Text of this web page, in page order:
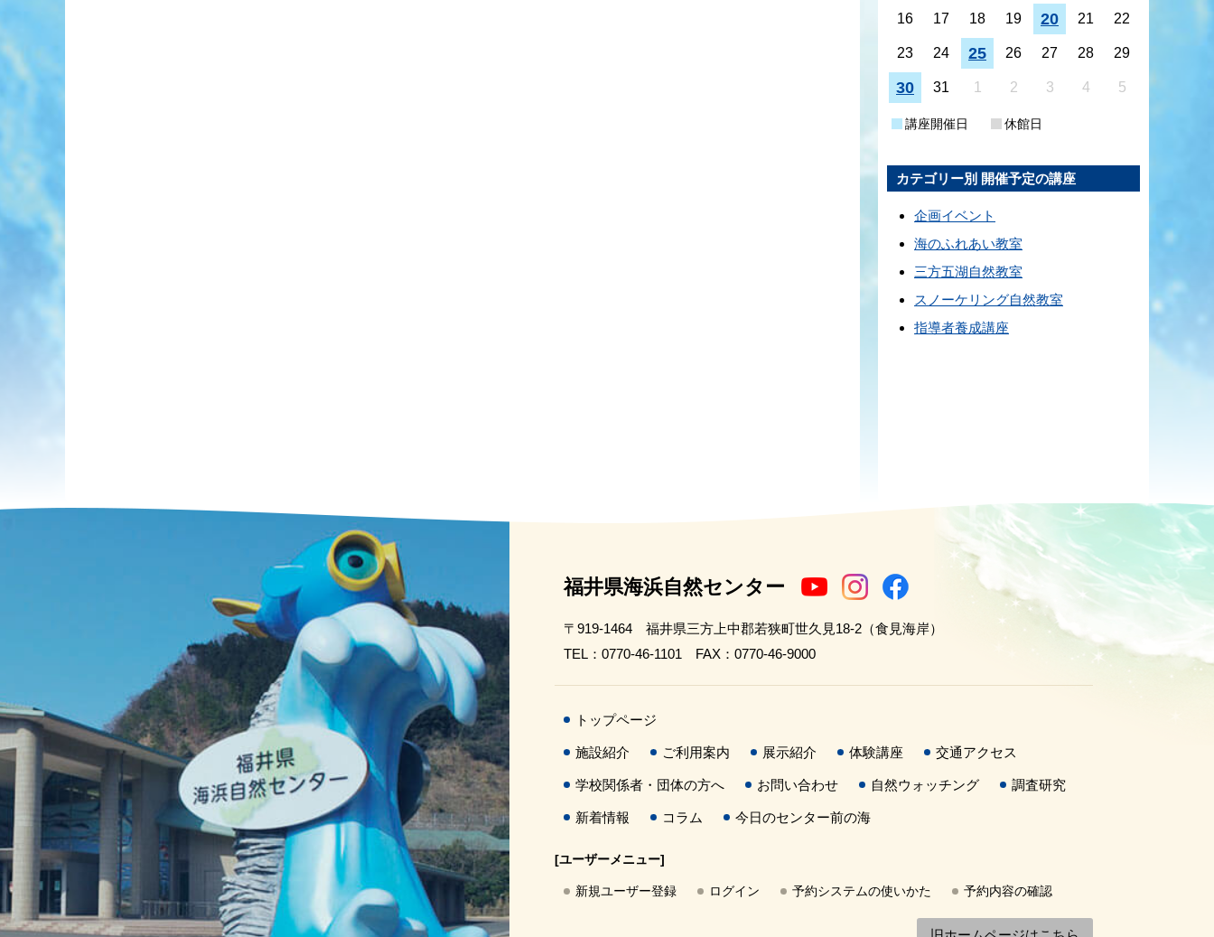
16 17 18 19 20 21 22
23 24 25 26 27 28 29
30 31 1 2 3 4 5
講座開催日 休館日
カテゴリー別 開催予定の講座
企画イベント
海のふれあい教室
三方五湖自然教室
スノーケリング自然教室
指導者養成講座
福井県海浜自然センター
〒919-1464 福井県三方上中郡若狭町世久見18-2（食見海岸）
TEL：0770-46-1101 FAX：0770-46-9000
トップページ
施設紹介 ご利用案内 展示紹介 体験講座 交通アクセス
学校関係者・団体の方へ お問い合わせ 自然ウォッチング 調査研究
新着情報 コラム 今日のセンター前の海
[ユーザーメニュー]
新規ユーザー登録 ログイン 予約システムの使いかた 予約内容の確認